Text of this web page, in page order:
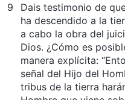
9
Dais testimonio de
ha descendido a la
a cabo la obra del
Dios. ¿Cómo es
manera explícita:
señal del Hijo del
tribus de la tierra